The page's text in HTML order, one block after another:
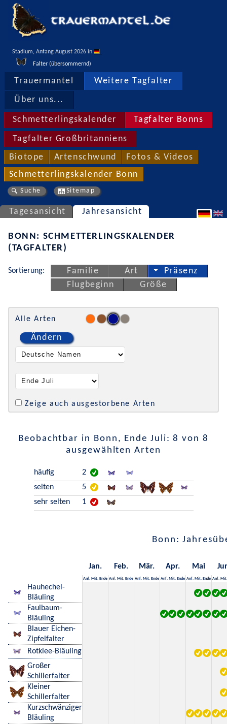
Stadium, Anfang August 2026 in
Falter (übersommernd)
Trauermantel Weitere Tagfalter
Über uns...
Schmetterlingskalender Tagfalter Bonns
Tagfalter Großbritanniens
Biotope Artenschwund Fotos & Videos
Schmetterlingskalender Bonn
Suche Sitemap
Tagesansicht Jahresansicht
BONN: SCHMETTERLINGSKALENDER
(TAGFALTER)
Sortierung: Familie Art
Präsenz
Flugbeginn
Größe
Alle Arten
Ändern
Zeige auch ausgestorbene Arten
Beobachtbar in Bonn, Ende Juli: 8 von 8
ausgewählten Arten
häufig
2
selten
5
sehr selten
1
Bonn:
Jan. Feb. Mär. Apr. Mai
Anf. Mit. Ende Anf. Mit. Ende Anf. Mit. Ende Anf. Mit. Ende Anf. Mit. Ende Anf. Mit.
Hauhechel-
Bläuling
Faulbaum-
Bläuling
Blauer Eichen-
Zipfelfalter
Rotklee-Bläuling
Großer
Schillerfalter
Kleiner
Schillerfalter
Kurzschwänziger
Bläuling